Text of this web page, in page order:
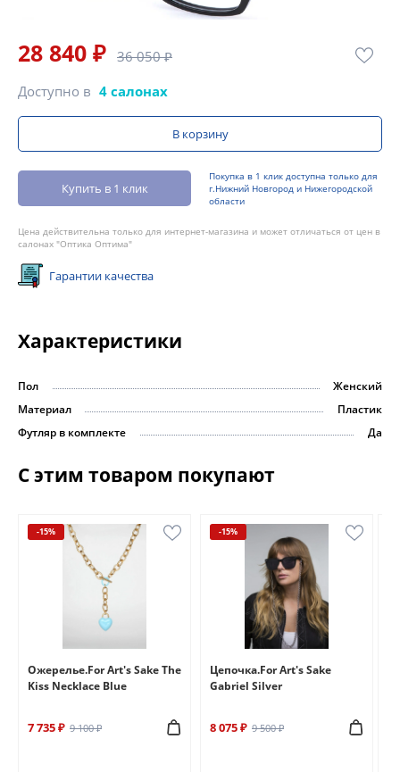
28 840 ₽ 36 050 ₽
Доступно в 4 салонах
В корзину
Купить в 1 клик
Покупка в 1 клик доступна только для
г.Нижний Новгород и Нижегородской
области
Цена действительна только для интернет-магазина и может отличаться от цен в
салонах "Оптика Оптима"
Гарантии качества
Характеристики
Пол
Женский
Материал
Пластик
Футляр в комплекте
Да
С этим товаром покупают
-15%
Ожерелье.For Art's Sake The
Kiss Necklace Blue
7 735 ₽ 9 100 ₽
-15%
Цепочка.For Art's Sake
Gabriel Silver
8 075 ₽ 9 500 ₽